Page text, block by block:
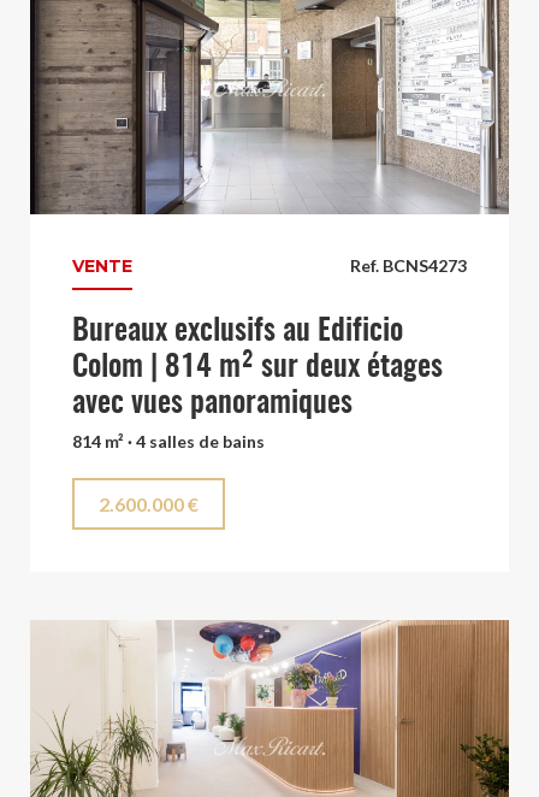
Ref. BCNS4273
VENTE
Bureaux exclusifs au Edificio
Colom | 814 m² sur deux étages
avec vues panoramiques
814 m² · 4 salles de bains
2.600.000 €